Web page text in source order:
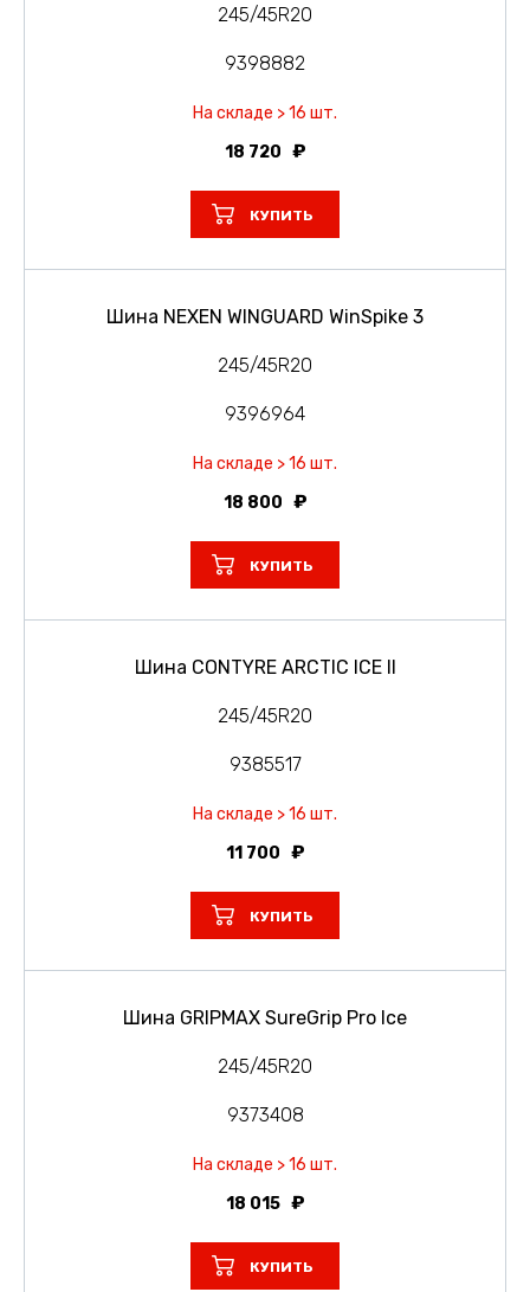
245/45R20
9398882
На складе > 16 шт.
18 720
КУПИТЬ
Шина NEXEN WINGUARD WinSpike 3
245/45R20
9396964
На складе > 16 шт.
18 800
КУПИТЬ
Шина CONTYRE ARCTIC ICE II
245/45R20
9385517
На складе > 16 шт.
11 700
КУПИТЬ
Шина GRIPMAX SureGrip Pro Ice
245/45R20
9373408
На складе > 16 шт.
18 015
КУПИТЬ